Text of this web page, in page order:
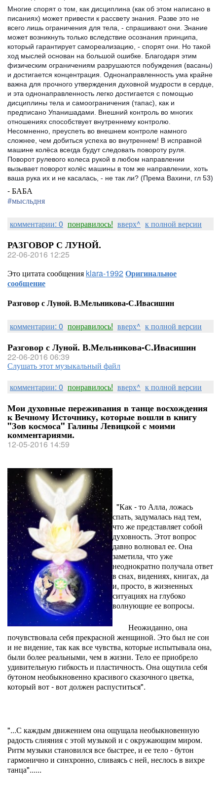
Многие спорят о том, как дисциплина (как об этом написано в
писаниях) может привести к рассвету знания. Разве это не
всего лишь ограничения для тела, - спрашивают они. Знание
может возникнуть только вследствие осознания принципа,
который гарантирует самореализацию, - спорят они. Но такой
ход мыслей основан на большой ошибке. Благодаря этим
физическим ограничениям разрушаются побуждения (васаны)
и достигается концентрация. Однонаправленность ума крайне
важна для прочного утверждения духовной мудрости в сердце,
и эта однонаправленность легко достигается с помощью
дисциплины тела и самоограничения (тапас), как и
предписано Упанишадами. Внешний контроль во многих
отношениях способствует внутреннему контролю.
Несомненно, преуспеть во внешнем контроле намного
сложнее, чем добиться успеха во внутреннем! В исправной
машине колёса всегда будут следовать повороту руля.
Поворот рулевого колеса рукой в любом направлении
вызывает поворот колёс машины в том же направлении, хоть
ваша рука их и не касалась, - не так ли? (Према Вахини, гл 53)
- БАБА
#‎мысльдня
комментарии: 0 понравилось! вверх^ к полной версии
РАЗГОВОР С ЛУНОЙ.
22-06-2016 12:25
Это цитата сообщения klara-1992Оригинальное
сообщение
Разговор с Луной. В.Мельникова-С.Ивасишин
комментарии: 0 понравилось! вверх^ к полной версии
Разговор с Луной. В.Мельникова-С.Ивасишин
22-06-2016 06:39
Слушать этот музыкальный файл
комментарии: 0 понравилось! вверх^ к полной версии
Мои духовные переживания в танце восхождения
к Вечному Источнику, которые вошли в книгу
"Зов космоса" Галины Левицкой с моими
комментариями.
12-05-2016 14:59
"Как - то Алла, ложась
спать, задумалась над тем,
что же представляет собой
духовность. Этот вопрос
давно волновал ее. Она
заметила, что уже
неоднократно получала ответ
в снах, видениях, книгах, да
и, просто, в жизненных
ситуациях на глубоко
волнующие ее вопросы.
Неожиданно, она
почувствовала себя прекрасной женщиной. Это был не сон
и не видение, так как все чувства, которые испытывала она,
были более реальными, чем в жизни. Тело ее приобрело
удивительную гибкость и пластичность. Она ощутила себя
бутоном необыкновенно красивого сказочного цветка,
который вот - вот должен распуститься".
"...С каждым движением она ощущала необыкновенную
радость слияния с этой музыкой и с окружающим миром.
Ритм музыки становился все быстрее, и ее тело - бутон
гармонично и синхронно, сливаясь с ней, неслось в вихре
танца"......